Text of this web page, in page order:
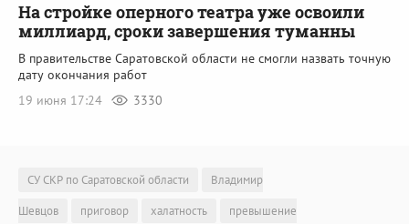
На стройке оперного театра уже освоили
миллиард, сроки завершения туманны
В правительстве Саратовской области не смогли назвать точную
дату окончания работ
19 июня 17:24
3330
СУ СКР по Саратовской области
Владимир
Шевцов
приговор халатность превышение